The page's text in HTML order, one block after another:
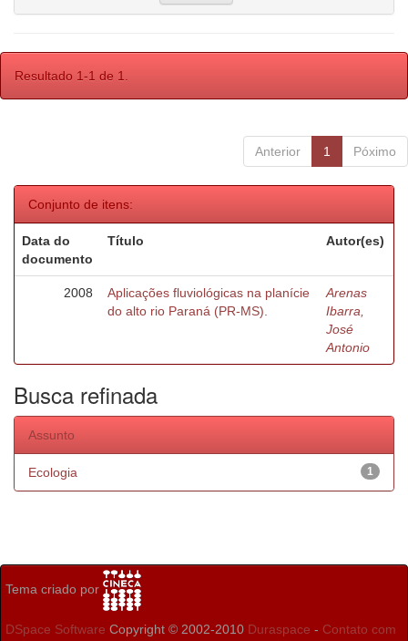
Resultado 1-1 de 1.
Anterior 1 Póximo
Conjunto de itens:
Data do
documento
Título Autor(es)
2008
Aplicações fluviológicas na planície
do alto rio Paraná (PR-MS).
Arenas
Ibarra,
José
Antonio
Busca refinada
Assunto
1
Ecologia
Tema criado por
DSpace Software Copyright © 2002-2010 Duraspace - Contato com